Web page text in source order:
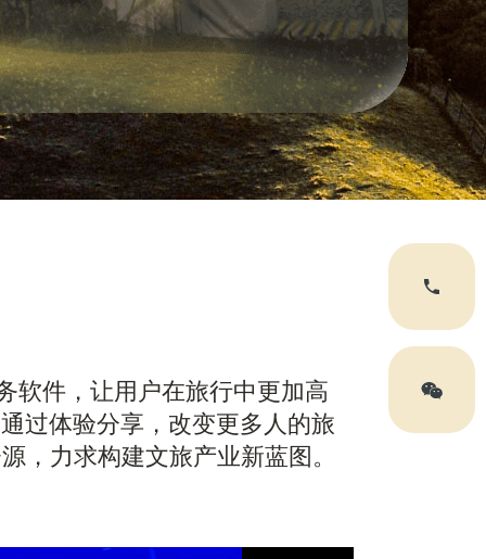
软件，让用户在旅行中更加高
过体验分享，改变更多人的旅
，力求构建文旅产业新蓝图。